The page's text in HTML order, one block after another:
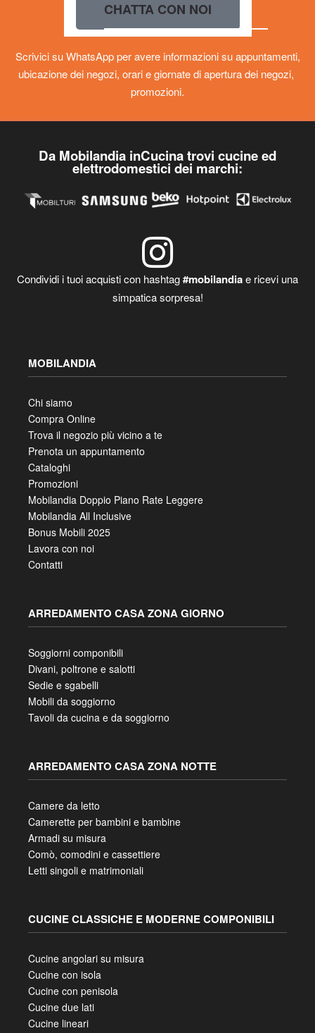
CHATTA CON NOI
Scrivici su WhatsApp per avere informazioni su appuntamenti,
ubicazione dei negozi, orari e giornate di apertura dei negozi,
Da Mobilandia inCucina trovi cucine ed
elettrodomestici dei marchi:
Condividi i tuoi acquisti con hashtag#mobilandia
Chi siamo
Compra Online
Trova il negozio più vicino a te
Prenota un appuntamento
Cataloghi
Promozioni
Mobilandia Doppio Piano Rate Leggere
Mobilandia All Inclusive
Bonus Mobili 2025
Lavora con noi
Soggiorni componibili
Divani, poltrone e salotti
Sedie e sgabelli
Mobili da soggiorno
Camere da letto
Camerette per bambini e bambine
Armadi su misura
Comò, comodini e cassettiere
Cucine angolari su misura
Cucine con isola
Cucine con penisola
Cucine due lati